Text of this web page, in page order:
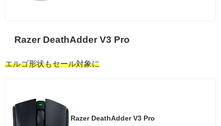
Razer DeathAdder V3 Pro
エルゴ形状もセール対象に
Razer DeathAdder V3 Pro